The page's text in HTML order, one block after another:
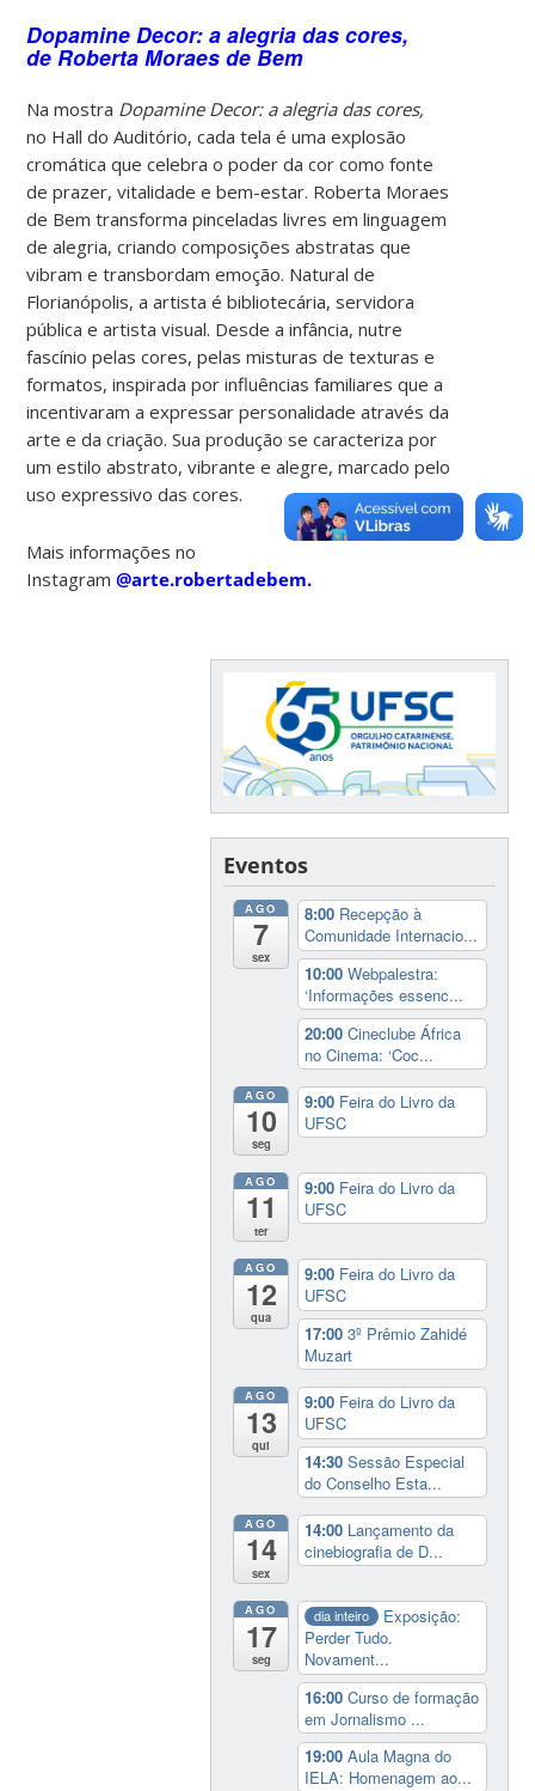
Dopamine Decor: a alegria das cores,
de Roberta Moraes de Bem
Na mostra Dopamine Decor: a alegria das cores,
no Hall do Auditório, cada tela é uma explosão
cromática que celebra o poder da cor como fonte
de prazer, vitalidade e bem-estar. Roberta Moraes
de Bem transforma pinceladas livres em linguagem
de alegria, criando composições abstratas que
vibram e transbordam emoção. Natural de
Florianópolis, a artista é bibliotecária, servidora
pública e artista visual. Desde a infância, nutre
fascínio pelas cores, pelas misturas de texturas e
formatos, inspirada por influências familiares que a
incentivaram a expressar personalidade através da
arte e da criação. Sua produção se caracteriza por
um estilo abstrato, vibrante e alegre, marcado pelo
uso expressivo das cores.
Mais informações no
Instagram@arte.robertadebem.
Eventos
AGO
7
sex
8:00 Recepção à
Comunidade Internacio...
10:00Webpalestra:
‘Informações essenc...
20:00Cineclube África
no Cinema: ‘Coc...
AGO
10
seg
9:00 Feira do Livro da
UFSC
AGO
11
ter
9:00 Feira do Livro da
UFSC
AGO
12
qua
9:00 Feira do Livro da
UFSC
17:003º Prêmio Zahidé
Muzart
AGO
13
qui
9:00 Feira do Livro da
UFSC
14:30Sessão Especial
do Conselho Esta...
AGO
14
sex
14:00 Lançamento da
cinebiografia de D...
AGO
17
seg
dia inteiro
Exposição:
Perder Tudo.
Novament...
16:00Curso de formação
em Jornalismo ...
19:00Aula Magna do
IELA: Homenagem ao...